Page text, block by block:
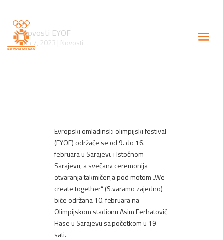
Novosti EYOF
jun 7, 2023 | Novosti
Evropski omladinski olimpijski festival
(EYOF) održaće se od 9. do 16.
februara u Sarajevu i Istočnom
Sarajevu, a svečana ceremonija
otvaranja takmičenja pod motom „We
create together“ (Stvaramo zajedno)
biće održana 10. februara na
Olimpijskom stadionu Asim Ferhatović
Hase u Sarajevu sa početkom u 19
sati.